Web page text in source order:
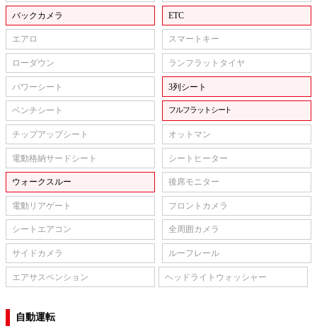
バックカメラ ETC
エアロ スマートキー
ローダウン ランフラットタイヤ
パワーシート 3列シート
ベンチシート フルフラットシート
チップアップシート オットマン
電動格納サードシート シートヒーター
ウォークスルー 後席モニター
電動リアゲート フロントカメラ
シートエアコン 全周囲カメラ
サイドカメラ ルーフレール
エアサスペンション ヘッドライトウォッシャー
自動運転